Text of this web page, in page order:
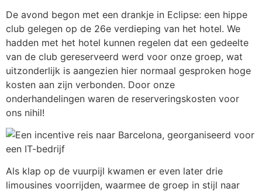
De avond begon met een drankje in Eclipse: een hippe
club gelegen op de 26e verdieping van het hotel. We
hadden met het hotel kunnen regelen dat een gedeelte
van de club gereserveerd werd voor onze groep, wat
uitzonderlijk is aangezien hier normaal gesproken hoge
kosten aan zijn verbonden. Door onze
onderhandelingen waren de reserveringskosten voor
ons nihil!
Als klap op de vuurpijl kwamen er even later drie
limousines voorrijden, waarmee de groep in stijl naar